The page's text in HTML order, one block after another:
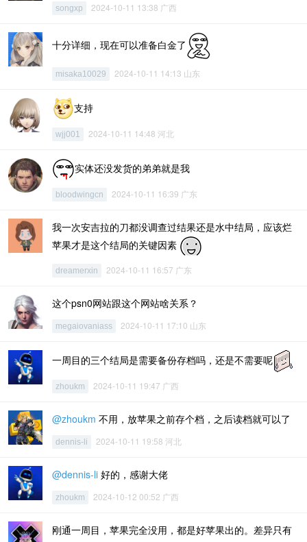
songxp 2024-10-11 13:38 广西
十分详细，现在可以准备白金了
misaka10029 2024-10-11 14:13 山东
支持
wjj001 2024-10-11 14:48 河北
实体还没发货的弟弟就是我
bloodwingcn 2024-10-11 16:39 广东
我一次安吉拉的刀都没调查过结果还是水中结局，应该烂
苹果才是这个结局的关键因素
dreamerxin 2024-10-11 16:57 广东
这个psn0网站跟这个网站啥关系？
megaiovaniass 2024-10-11 17:10 山东
一周目的三个结局是需要备份存档吗，还是不需要呢
zhoukm 2024-10-11 19:47 广西
@zhoukm 不用，放苹果之前存个档，之后读档就可以了
dennis-li 2024-10-11 19:58 河北
@dennis-li 好的，感谢大佬
zhoukm 2024-10-12 00:52 广西
刚通一周目，苹果完全没用，都是好苹果出的。差异只有